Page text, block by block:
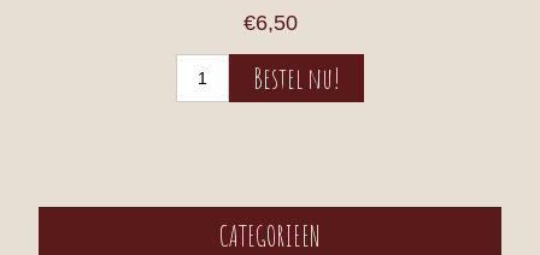
€6,50
CATEGORIEEN